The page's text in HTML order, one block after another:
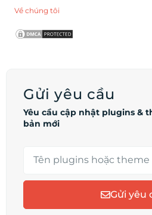
Về chúng tôi
Gửi yêu cầu
Yêu cầu cập nhật plugins &
bản mới
Gửi yêu